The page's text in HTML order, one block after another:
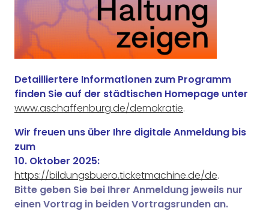
Detailliertere Informationen zum Programm
finden Sie auf der städtischen Homepage unter
www.aschaffenburg.de/demokratie.
Wir freuen uns über Ihre digitale Anmeldung bis
zum
10. Oktober 2025:
https://bildungsbuero.ticketmachine.de/de.
Bitte geben Sie bei Ihrer Anmeldung jeweils nur
einen Vortrag in beiden Vortragsrunden an.